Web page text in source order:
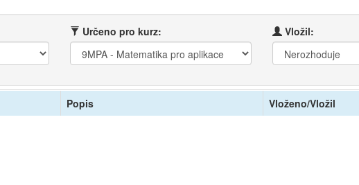
Určeno pro kurz: Vložil:
Popis Vloženo/Vložil